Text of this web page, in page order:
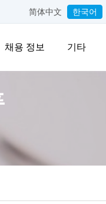
简体中文 한국어
채용 정보 기타